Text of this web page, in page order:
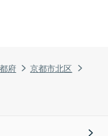
府
京都市北区